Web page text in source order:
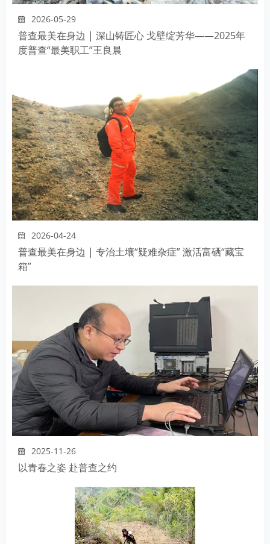
2026-05-29
普查最美在身边 | 深山铸匠心 戈壁绽芳华——2025年
度普查“最美职工”王良晨
2026-04-24
普查最美在身边 | 专治土壤“疑难杂症” 激活富硒“藏宝
箱”
2025-11-26
以青春之姿 赴普查之约